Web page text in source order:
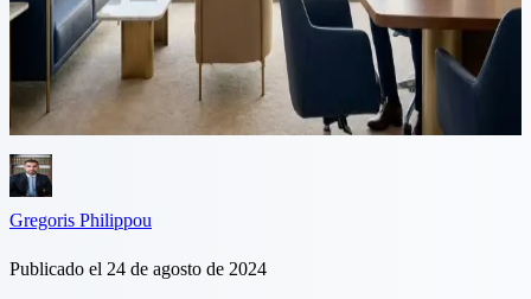
Ley de Registro Civil (Enmienda) de 2023 para individuos que
hayan acumulado ocho años de residencia legal en Chipre. Esta guía
cubre el requisito de residencia, pruebas de idioma, documentos
requeridos, doble ciudadanía y el tiempo de procesamiento.
Gregoris Philippou
Publicado el 24 de agosto de 2024